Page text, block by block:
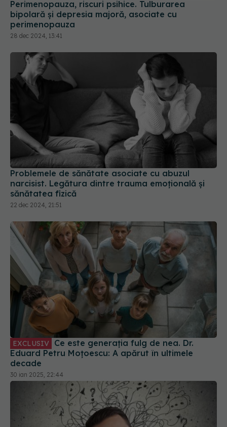
Problemele de sănătate asociate cu abuzul
sănătatea fizică
22 dec 2024, 21:51
EXCLUSIV Ce este generația fulg de nea. Dr.
decade
30 ian 2025, 22:44
Diferența dintre gândurile intruzive și impulsive.
Cum ne influențează comportamentul
26 mai 2024, 23:59